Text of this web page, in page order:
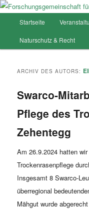
Hauptmenü
Zum
Inhalt
Zum
sekundären
Startseite
Naturschutz & Recht
ARCHIV DES AUTORS:
Swarco-
Pflege des
Zehentegg
Am 26.9.2024 hatten
Trockenrasenpflege
Insgesamt 8 Swarco-
überregional
Mähgut wurde